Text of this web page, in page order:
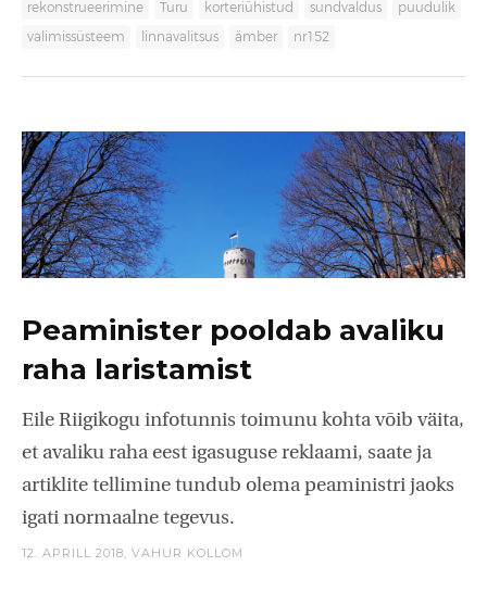
rekonstrueerimine Turu korteriühistud sundvaldus puudulik
valimissüsteem linnavalitsus ämber nr152
Peaminister pooldab avaliku
raha laristamist
Eile Riigikogu infotunnis toimunu kohta võib väita,
et avaliku raha eest igasuguse reklaami, saate ja
artiklite tellimine tundub olema peaministri jaoks
igati normaalne tegevus.
12. APRILL 2018, VAHUR KOLLOM